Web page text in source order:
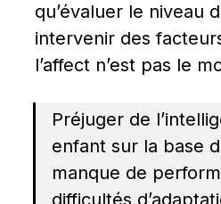
qu’évaluer le niveau
intervenir des
l’affect n’est pas le
Préjuger de
enfant sur la base
manque de